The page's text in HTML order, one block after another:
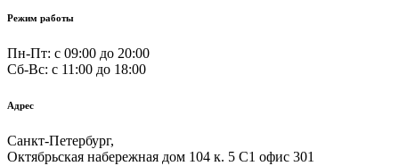
Режим работы
Пн-Пт: с 09:00 до 20:00
Сб-Вс: c 11:00 до 18:00
Адрес
Санкт-Петербург,
Октябрьская набережная дом 104 к. 5 С1 офис 301